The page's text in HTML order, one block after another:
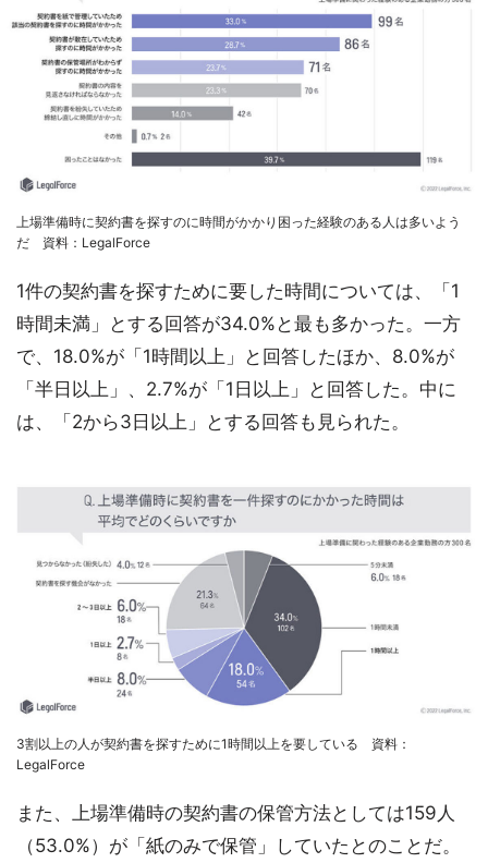
上場準備時に契約書を探すのに時間がかかり困った経験のある人は多いよう
だ 資料：LegalForce
1件の契約書を探すために要した時間については、「1
時間未満」とする回答が34.0%と最も多かった。一方
で、18.0%が「1時間以上」と回答したほか、8.0%が
「半日以上」、2.7%が「1日以上」と回答した。中に
は、「2から3日以上」とする回答も見られた。
3割以上の人が契約書を探すために1時間以上を要している 資料：
LegalForce
また、上場準備時の契約書の保管方法としては159人
（53.0%）が「紙のみで保管」していたとのことだ。